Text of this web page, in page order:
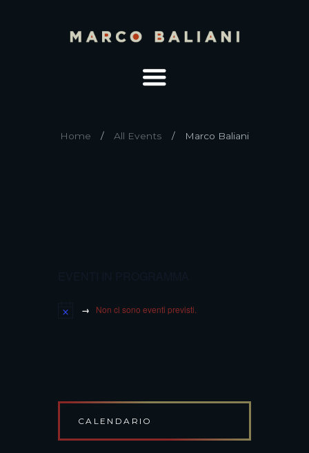
Home All Events Marco Baliani
Non ci sono eventi previsti.
CALENDARIO